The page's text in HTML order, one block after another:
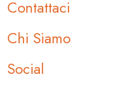
Contattaci
Chi Siamo
Social